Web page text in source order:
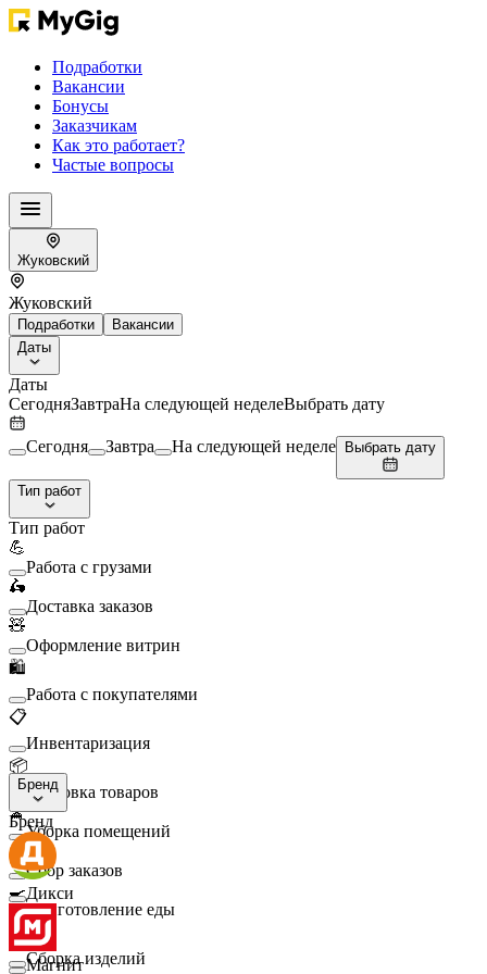
Подработки
Вакансии
Бонусы
Заказчикам
Как это работает?
Частые вопросы
Жуковский
Жуковский
Подработки
Вакансии
Даты
Даты
СегодняЗавтраНа следующей неделеВыбрать дату
Сегодня Завтра На следующей неделе Выбрать дату
Тип работ
Тип работ
💪
Работа с грузами
🛵
Доставка заказов
🧸
Оформление витрин
🛍️
Работа с покупателями
📋
Инвентаризация
📦
Упаковка товаров
🧹
Уборка помещений
🛒
Сбор заказов
🍳
Приготовление еды
🛠️
Сборка изделий
Бренд
Бренд
Дикси
Магнит